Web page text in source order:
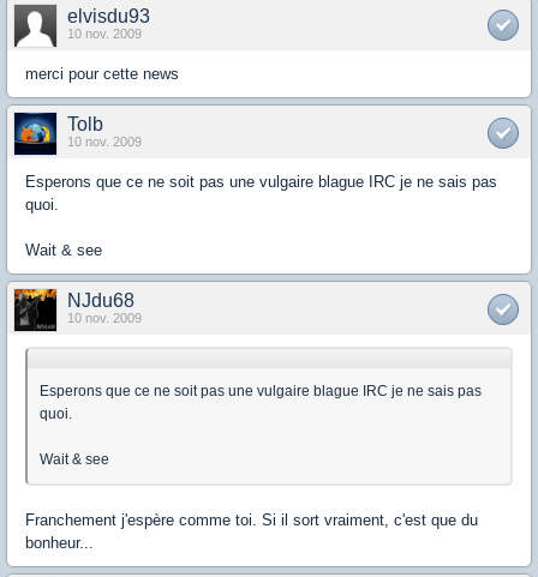
elvisdu93
10 nov. 2009
merci pour cette news
Tolb
10 nov. 2009
Esperons que ce ne soit pas une vulgaire blague IRC je ne sais pas
quoi.
Wait & see
NJdu68
10 nov. 2009
Esperons que ce ne soit pas une vulgaire blague IRC je ne sais pas
quoi.
Wait & see
Franchement j'espère comme toi. Si il sort vraiment, c'est que du
bonheur...